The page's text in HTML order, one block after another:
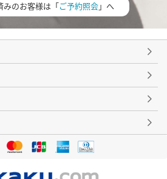
みのお客様は「ご予約照会」へ